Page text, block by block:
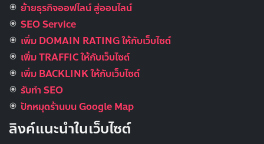
ย้ายธุรกิจออฟไลน์ สู่ออนไลน์
SEO Service
เพิ่ม DOMAIN RATING ให้กับเว็บไซต์
เพิ่ม TRAFFIC ให้กับเว็บไซต์
เพิ่ม BACKLINK ให้กับเว็บไซต์
รับทำ SEO
ปักหมุดร้านบน Google Map
ลิงค์แนะนำในเว็บไซต์